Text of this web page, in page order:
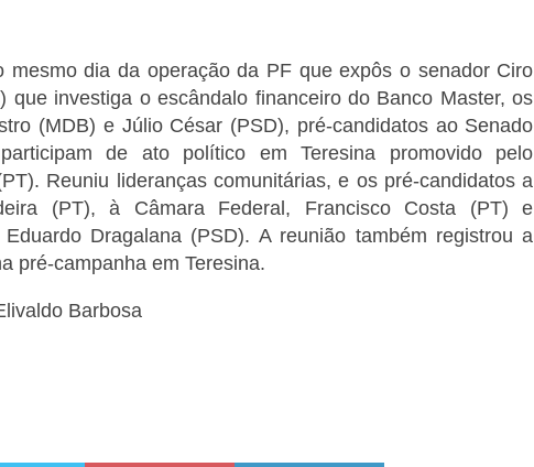
mesmo dia da operação da PF que expôs o senador Ciro
que investiga o escândalo financeiro do Banco Master, os
(MDB) e Júlio César (PSD), pré-candidatos ao Senado
de ato político em Teresina promovido pelo
Reuniu lideranças comunitárias, e os pré-candidatos a
(PT), à Câmara Federal, Francisco Costa (PT) e
Dragalana (PSD). A reunião também registrou a
pré-campanha em Teresina.
Barbosa